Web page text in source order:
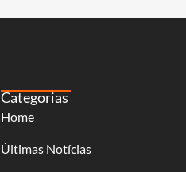
Categorias
Home
Últimas Notícias